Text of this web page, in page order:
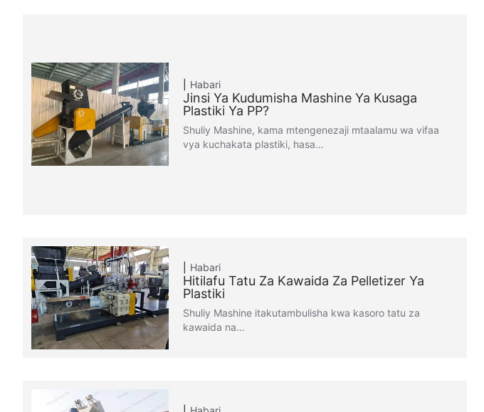
Habari
Jinsi Ya Kudumisha Mashine Ya Kusaga
Plastiki Ya PP?
Shuliy Mashine, kama mtengenezaji mtaalamu wa vifaa
vya kuchakata plastiki, hasa…
Habari
Hitilafu Tatu Za Kawaida Za Pelletizer Ya
Plastiki
Shuliy Mashine itakutambulisha kwa kasoro tatu za
kawaida na…